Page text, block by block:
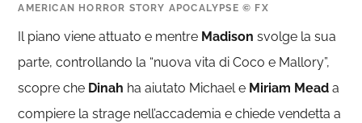
AMERICAN HORROR STORY APOCALYPSE © FX
Il piano viene attuato e mentre Madison svolge la sua
parte, controllando la “nuova vita di Coco e Mallory”,
scopre che Dinah ha aiutato Michael e Miriam Mead a
compiere la strage nell’accademia e chiede vendetta a